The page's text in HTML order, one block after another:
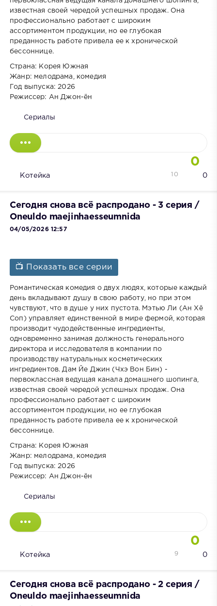
известная своей чередой успешных продаж. Она
профессионально работает с широким
ассортиментом продукции, но ее глубокая
преданность работе привела ее к хронической
бессоннице.
Страна: Корея Южная
Жанр: мелодрама, комедия
Год выпуска: 2026
Режиссер: Ан Джон-ён
Сериалы
0
Котейка 0
10
Сегодня снова всё распродано - 3 серия /
Oneuldo maejinhaesseumnida
04/05/2026 12:57
📺 Показать все серии
Романтическая комедия о двух людях, которые каждый
день вкладывают душу в свою работу, но при этом
чувствуют, что в душе у них пустота. Мэтью Ли (Ан Хё
Соп) управляет единственной в мире фермой, которая
производит чудодейственные ингредиенты,
одновременно занимая должность генерального
директора и исследователя в компании по
производству натуральных косметических
ингредиентов. Дам Йе Джин (Чхэ Вон Бин) -
первоклассная ведущая канала домашнего шопинга,
известная своей чередой успешных продаж. Она
профессионально работает с широким
ассортиментом продукции, но ее глубокая
преданность работе привела ее к хронической
бессоннице.
Страна: Корея Южная
Жанр: мелодрама, комедия
Год выпуска: 2026
Режиссер: Ан Джон-ён
Сериалы
0
Котейка 0
9
Сегодня снова всё распродано - 2 серия /
Oneuldo maejinhaesseumnida